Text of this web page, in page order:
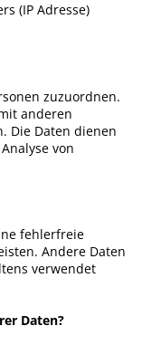
(IP Adresse)
zuzuordnen.
anderen
Die Daten dienen
von
fehlerfreie
Andere Daten
verwendet
Daten?